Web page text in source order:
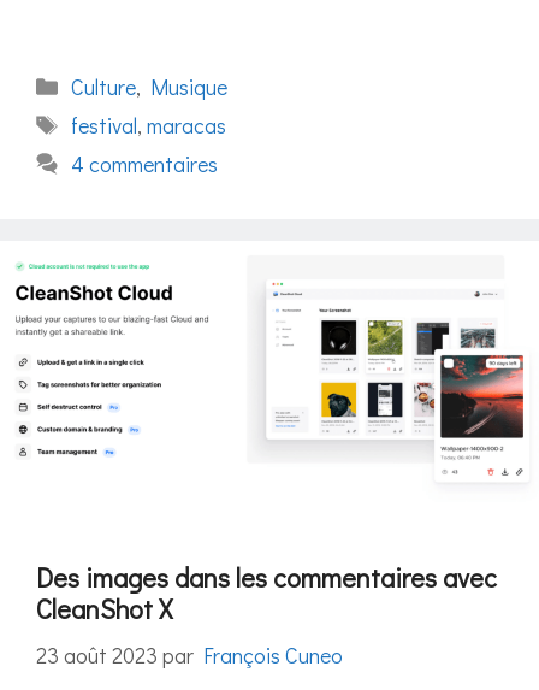
Catégories
Culture, Musique
Étiquettes
festival, maracas
4 commentaires
Des images dans les commentaires avec
CleanShot X
23 août 2023 par François Cuneo